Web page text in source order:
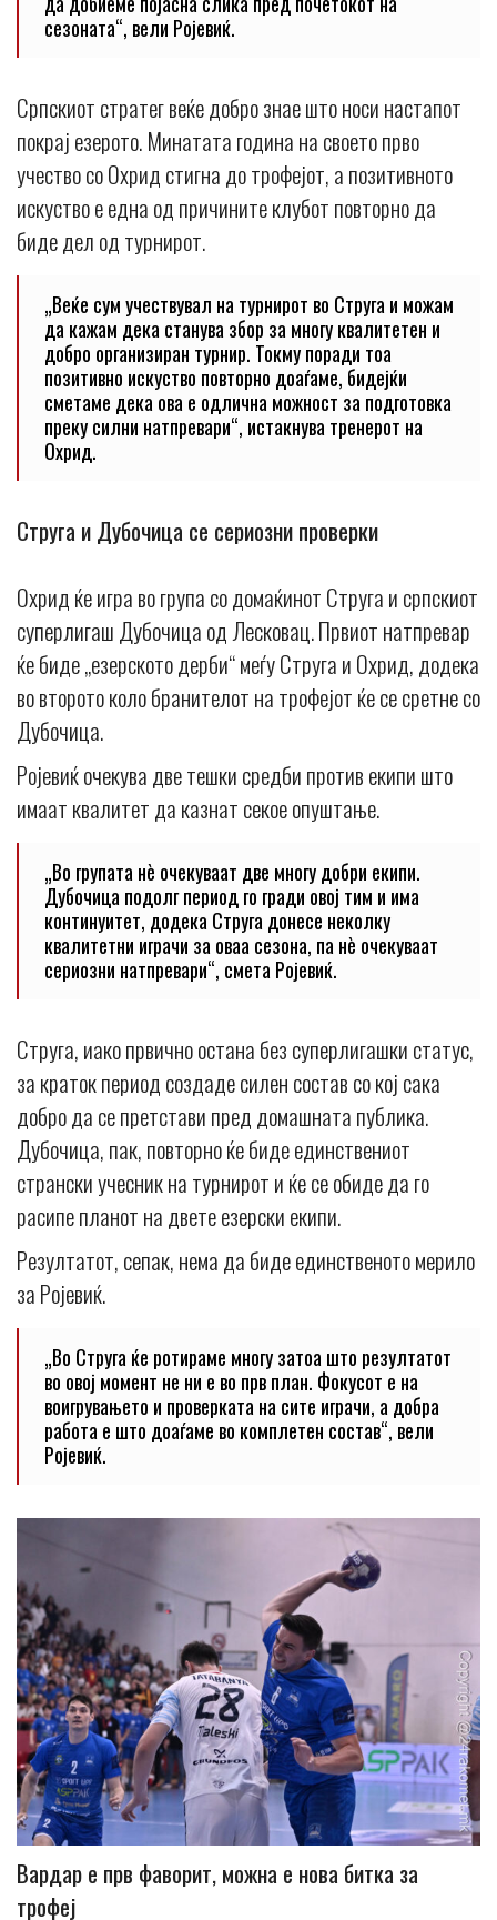
сезоната“, вели Ројевиќ.
Српскиот стратег веќе добро знае што носи настапот
покрај езерото. Минатата година на своето прво
учество со Охрид стигна до трофејот, а позитивното
искуство е една од причините клубот повторно да
биде дел од турнирот.
„Веќе сум учествувал на турнирот во Струга и можам
да кажам дека станува збор за многу квалитетен и
добро организиран турнир. Токму поради тоа
позитивно искуство повторно доаѓаме, бидејќи
сметаме дека ова е одлична можност за подготовка
преку силни натпревари“, истакнува тренерот на
Охрид.
Струга и Дубочица се сериозни проверки
Охрид ќе игра во група со домаќинот Струга и српскиот
суперлигаш Дубочица од Лесковац. Првиот натпревар
ќе биде „езерското дерби“ меѓу Струга и Охрид, додека
во второто коло бранителот на трофејот ќе се сретне со
Дубочица.
Ројевиќ очекува две тешки средби против екипи што
имаат квалитет да казнат секое опуштање.
„Во групата нè очекуваат две многу добри екипи.
Дубочица подолг период го гради овој тим и има
континуитет, додека Струга донесе неколку
квалитетни играчи за оваа сезона, па нè очекуваат
сериозни натпревари“, смета Ројевиќ.
Струга, иако првично остана без суперлигашки статус,
за краток период создаде силен состав со кој сака
добро да се претстави пред домашната публика.
Дубочица, пак, повторно ќе биде единствениот
странски учесник на турнирот и ќе се обиде да го
расипе планот на двете езерски екипи.
Резултатот, сепак, нема да биде единственото мерило
за Ројевиќ.
„Во Струга ќе ротираме многу затоа што резултатот
во овој момент не ни е во прв план. Фокусот е на
воигрувањето и проверката на сите играчи, а добра
работа е што доаѓаме во комплетен состав“, вели
Ројевиќ.
Вардар е прв фаворит, можна е нова битка за
трофеј